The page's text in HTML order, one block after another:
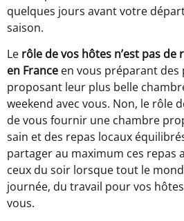
quelques jours avant votre
saison.
Le rôle de vos hôtes n’est pas
en France en vous préparant des
proposant leur plus belle
weekend avec vous. Non, le rôle
de vous fournir une chambre
sain et des repas locaux
partager au maximum ces repas
ceux du soir lorsque tout le
journée, du travail pour vos
vous.